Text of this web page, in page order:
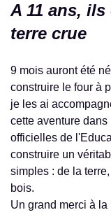
A 11 ans,
terre crue
9 mois auront été
construire le four à
je les ai
cette aventure
officielles de
construire un
simples : de la
bois.
Un grand merci à